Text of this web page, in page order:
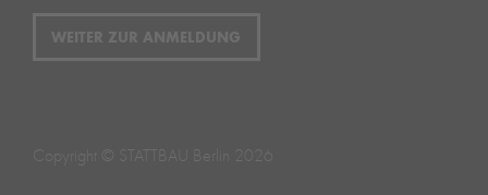
WEITER ZUR ANMELDUNG
Copyright © STATTBAU Berlin 2026